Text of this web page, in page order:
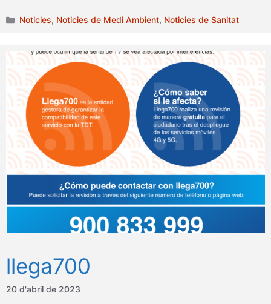
Categories
Noticies, Noticies de Medi Ambient, Noticies de Sanitat
llega700
20 d'abril de 2023